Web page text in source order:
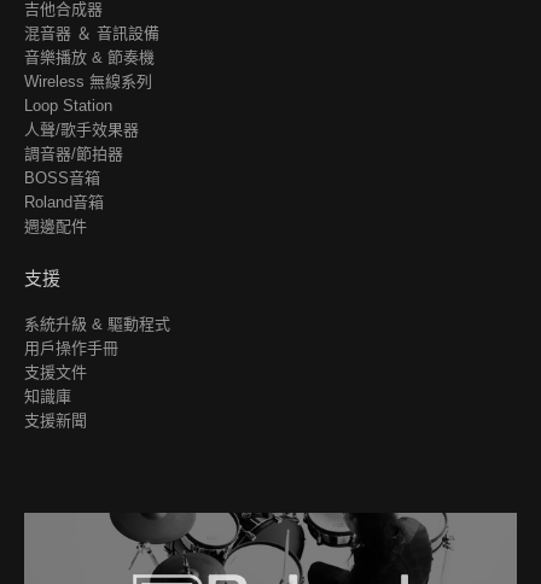
吉他合成器
混音器 ＆ 音訊設備
音樂播放 & 節奏機
Wireless 無線系列
Loop Station
人聲/歌手效果器
調音器/節拍器
BOSS音箱
Roland音箱
週邊配件
支援
系統升級 & 驅動程式
用戶操作手冊
支援文件
知識庫
支援新聞